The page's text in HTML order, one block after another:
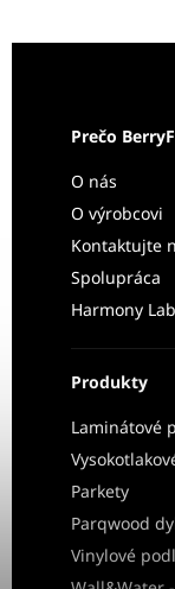
Prečo
O nás
O výrobcovi
Kontaktujte
Spolupráca
Harmony Lab
Produkty
Laminátové
Parkety
Parqwood
Vinylové